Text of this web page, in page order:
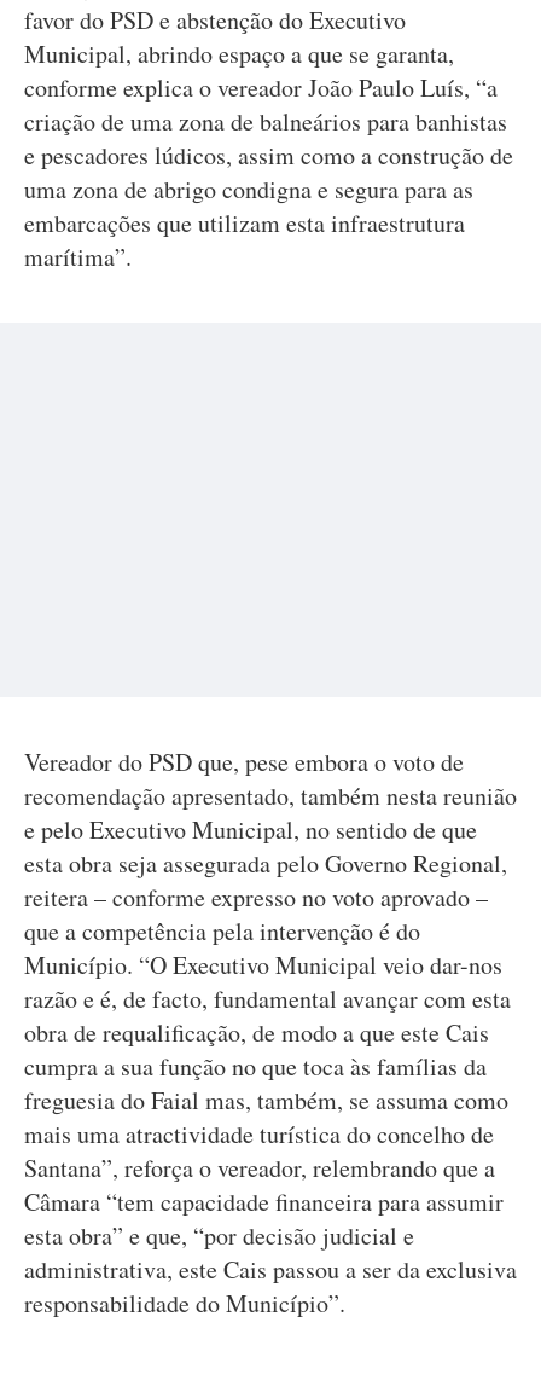
favor do PSD e abstenção do Executivo
Municipal, abrindo espaço a que se garanta,
conforme explica o vereador João Paulo Luís, “a
criação de uma zona de balneários para banhistas
e pescadores lúdicos, assim como a construção de
uma zona de abrigo condigna e segura para as
embarcações que utilizam esta infraestrutura
marítima”.
Vereador do PSD que, pese embora o voto de
recomendação apresentado, também nesta reunião
e pelo Executivo Municipal, no sentido de que
esta obra seja assegurada pelo Governo Regional,
reitera – conforme expresso no voto aprovado –
que a competência pela intervenção é do
Município. “O Executivo Municipal veio dar-nos
razão e é, de facto, fundamental avançar com esta
obra de requalificação, de modo a que este Cais
cumpra a sua função no que toca às famílias da
freguesia do Faial mas, também, se assuma como
mais uma atractividade turística do concelho de
Santana”, reforça o vereador, relembrando que a
Câmara “tem capacidade financeira para assumir
esta obra” e que, “por decisão judicial e
administrativa, este Cais passou a ser da exclusiva
responsabilidade do Município”.